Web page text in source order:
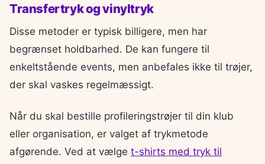
Transfertryk og vinyltryk
Disse metoder er typisk billigere, men har
begrænset holdbarhed. De kan fungere til
enkeltstående events, men anbefales ikke til trøjer,
der skal vaskes regelmæssigt.
Når du skal bestille profileringstrøjer til din klub
eller organisation, er valget af trykmetode
afgørende. Ved at vælge t-shirts med tryk til